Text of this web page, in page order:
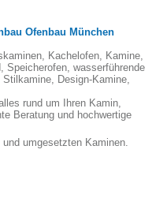
Ofenbau München
Kachelofen, Kamine,
Speicherofen, wasserführende
Design-Kamine,
rund um Ihren Kamin,
Beratung und hochwertige
umgesetzten Kaminen.